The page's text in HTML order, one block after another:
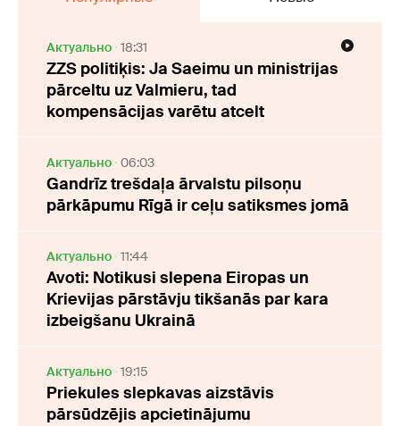
Актуально 18:31
ZZS politiķis: Ja Saeimu un ministrijas
pārceltu uz Valmieru, tad
kompensācijas varētu atcelt
Актуально 06:03
Gandrīz trešdaļa ārvalstu pilsoņu
pārkāpumu Rīgā ir ceļu satiksmes jomā
Актуально 11:44
Avoti: Notikusi slepena Eiropas un
Krievijas pārstāvju tikšanās par kara
izbeigšanu Ukrainā
Актуально 19:15
Priekules slepkavas aizstāvis
pārsūdzējis apcietinājumu